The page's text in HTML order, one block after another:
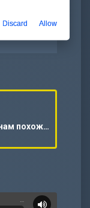
LXE, Sanji - В любви нам похожих нет
…
Discard Allow